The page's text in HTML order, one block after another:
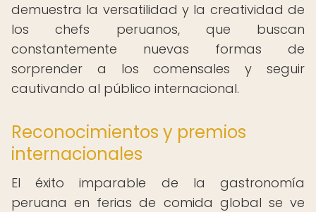
demuestra la versatilidad y la creatividad de
los chefs peruanos, que buscan
constantemente nuevas formas de
sorprender a los comensales y seguir
cautivando al público internacional.
Reconocimientos y premios
internacionales
El éxito imparable de la gastronomía
peruana en ferias de comida global se ve